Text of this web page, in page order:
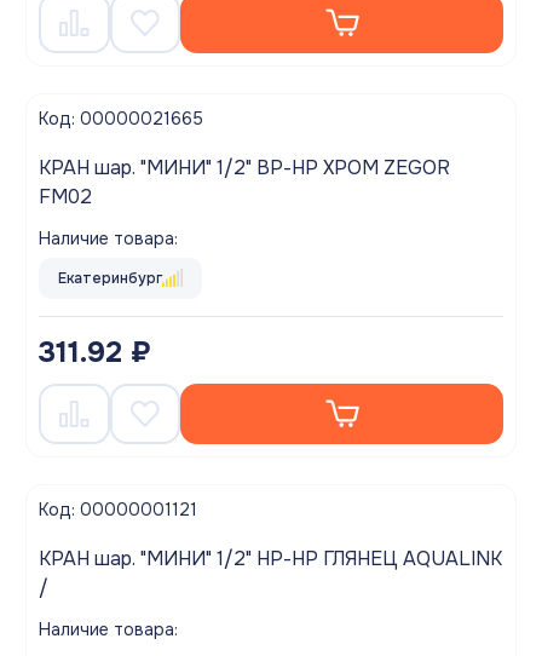
Код: 00000021665
КРАН шар. "МИНИ" 1/2" ВР-НР ХРОМ ZEGOR
FM02
Наличие товара:
Екатеринбург
311.92 ₽
Код: 00000001121
КРАН шар. "МИНИ" 1/2" НР-НР ГЛЯНЕЦ AQUALINK
/
Наличие товара: